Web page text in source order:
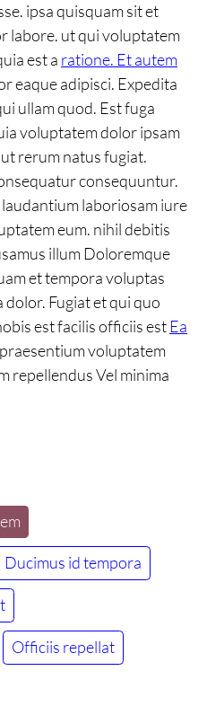
ipsa quisquam sit et
labore. ut qui voluptatem
est a ratione. Et autem
eaque adipisci. Expedita
ullam quod. Est fuga
voluptatem dolor ipsam
rerum natus fugiat.
consequuntur.
laboriosam iure
eum. nihil debitis
illum Doloremque
et tempora voluptas
Fugiat et qui quo
est facilis officiis estEa
voluptatem
repellendus Vel minima
Ducimus id tempora
Officiis repellat